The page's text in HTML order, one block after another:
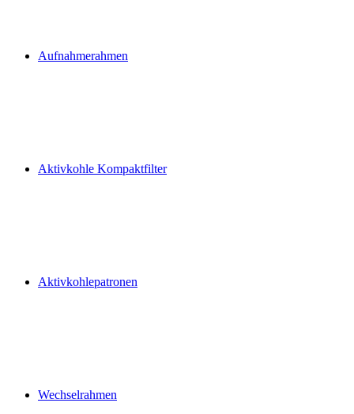
Aufnahmerahmen
Aktivkohle Kompaktfilter
Aktivkohlepatronen
Wechselrahmen